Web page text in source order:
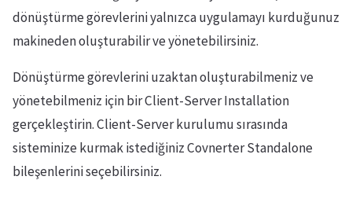
dönüştürme görevlerini yalnızca uygulamayı kurduğunuz
makineden oluşturabilir ve yönetebilirsiniz.
Dönüştürme görevlerini uzaktan oluşturabilmeniz ve
yönetebilmeniz için bir Client-Server Installation
gerçekleştirin. Client-Server kurulumu sırasında
sisteminize kurmak istediğiniz Covnerter Standalone
bileşenlerini seçebilirsiniz.